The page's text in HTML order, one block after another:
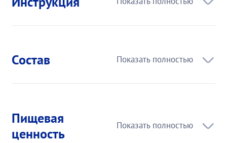
Состав
Пищевая
ценность